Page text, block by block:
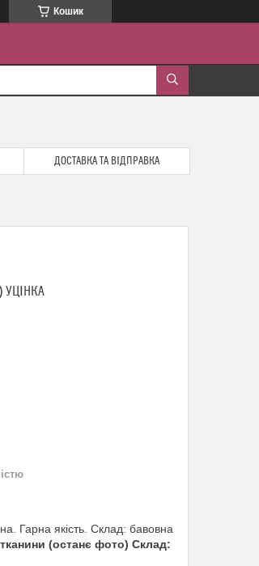
Кошик
ДОСТАВКА ТА ВІДПРАВКА
УЦІНКА
Гарна якість. Склад: бавовна
(останє фото) Склад: